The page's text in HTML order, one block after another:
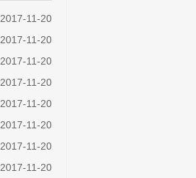
2017-11-20
2017-11-20
2017-11-20
2017-11-20
2017-11-20
2017-11-20
2017-11-20
2017-11-20